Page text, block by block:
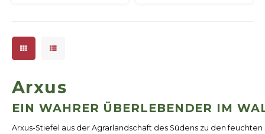
Arxus
EIN WAHRER ÜBERLEBENDER IM
Arxus-Stiefel aus der Agrarlandschaft des Südens zu den feuchten